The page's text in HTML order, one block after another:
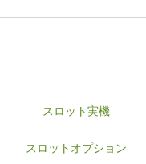
スロットオプション
スロット実機